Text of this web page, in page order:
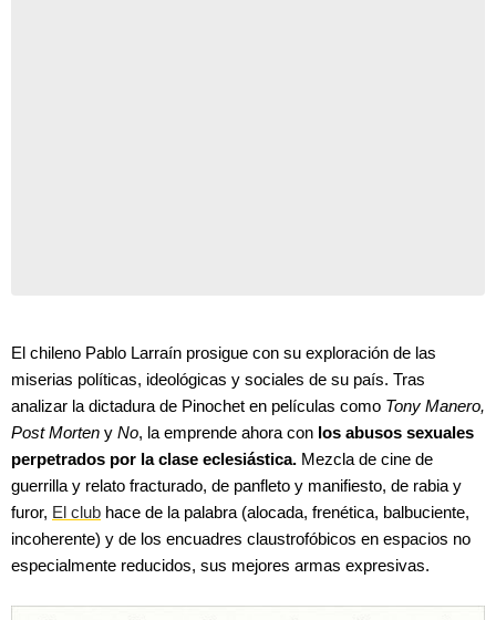
El chileno Pablo Larraín prosigue con su exploración de las
miserias políticas, ideológicas y sociales de su país. Tras
analizar la dictadura de Pinochet en películas como Tony Manero,
Post Morten y No, la emprende ahora con los abusos sexuales
perpetrados por la clase eclesiástica. Mezcla de cine de
guerrilla y relato fracturado, de panfleto y manifiesto, de rabia y
furor, El club hace de la palabra (alocada, frenética, balbuciente,
incoherente) y de los encuadres claustrofóbicos en espacios no
especialmente reducidos, sus mejores armas expresivas.